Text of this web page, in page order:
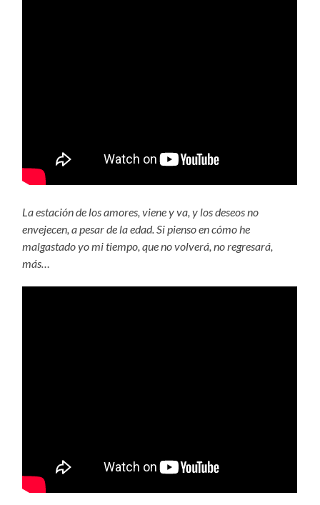
La estación de los amores, viene y va, y los deseos no
envejecen, a pesar de la edad. Si pienso en cómo he
malgastado yo mi tiempo, que no volverá, no regresará,
más…